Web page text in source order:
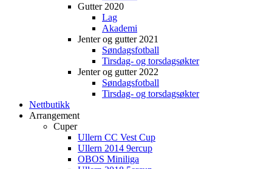
Gutter 2020
Lag
Akademi
Jenter og gutter 2021
Søndagsfotball
Tirsdag- og torsdagsøkter
Jenter og gutter 2022
Søndagsfotball
Tirsdag- og torsdagsøkter
Nettbutikk
Arrangement
Cuper
Ullern CC Vest Cup
Ullern 2014 9ercup
OBOS Miniliga